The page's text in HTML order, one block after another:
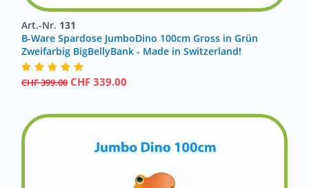
Art.-Nr. 131
B-Ware Spardose JumboDino 100cm Gross in Grün
Zweifarbig BigBellyBank - Made in Switzerland!
CHF399.00 CHF 339.00